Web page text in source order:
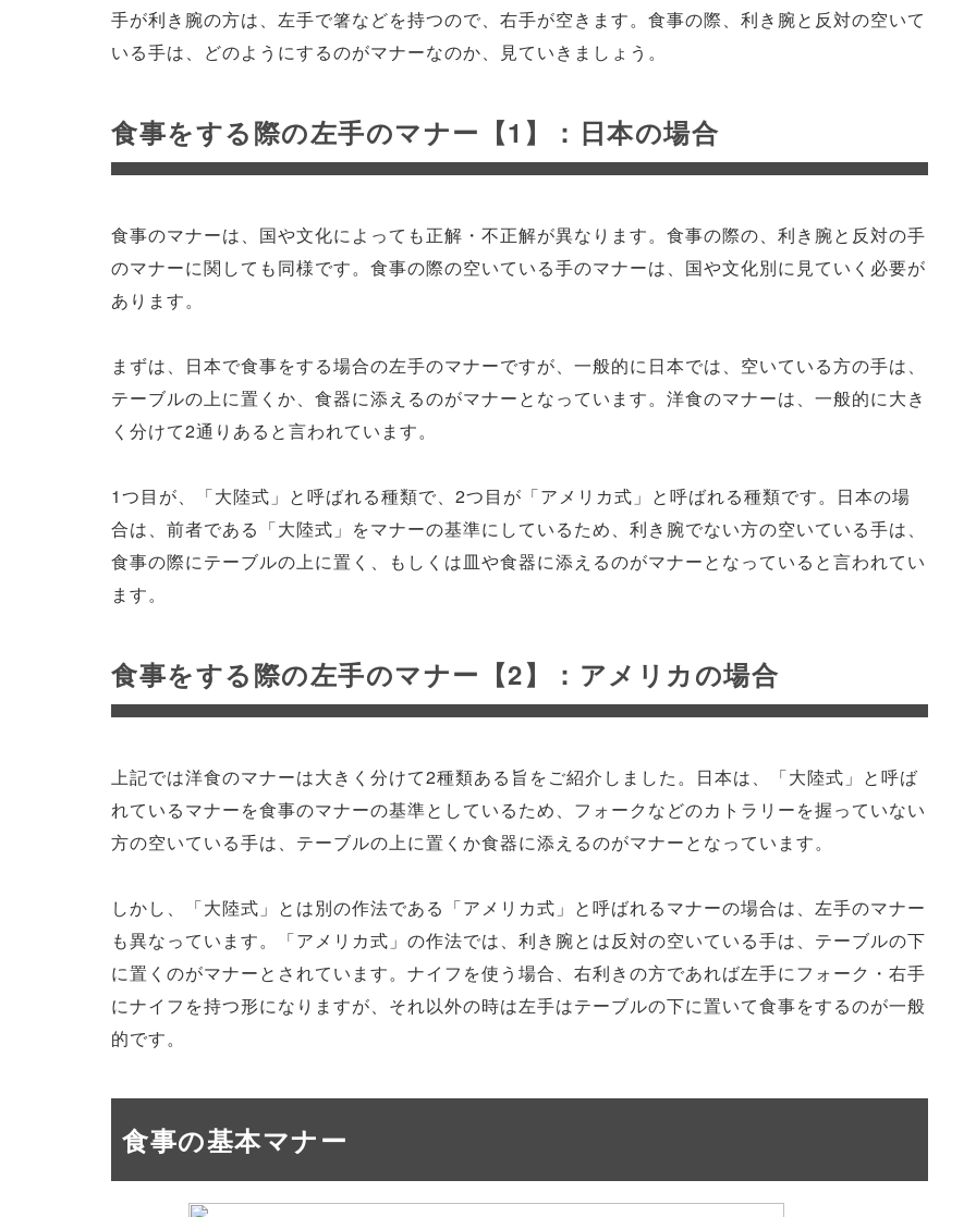
手が利き腕の方は、左手で箸などを持つので、右手が空きます。食事の際、利き腕と反対の空いて
いる手は、どのようにするのがマナーなのか、見ていきましょう。
食事をする際の左手のマナー【1】：日本の場合
食事のマナーは、国や文化によっても正解・不正解が異なります。食事の際の、利き腕と反対の手
のマナーに関しても同様です。食事の際の空いている手のマナーは、国や文化別に見ていく必要が
あります。
まずは、日本で食事をする場合の左手のマナーですが、一般的に日本では、空いている方の手は、
テーブルの上に置くか、食器に添えるのがマナーとなっています。洋食のマナーは、一般的に大き
く分けて2通りあると言われています。
1つ目が、「大陸式」と呼ばれる種類で、2つ目が「アメリカ式」と呼ばれる種類です。日本の場
合は、前者である「大陸式」をマナーの基準にしているため、利き腕でない方の空いている手は、
食事の際にテーブルの上に置く、もしくは皿や食器に添えるのがマナーとなっていると言われてい
ます。
食事をする際の左手のマナー【2】：アメリカの場合
上記では洋食のマナーは大きく分けて2種類ある旨をご紹介しました。日本は、「大陸式」と呼ば
れているマナーを食事のマナーの基準としているため、フォークなどのカトラリーを握っていない
方の空いている手は、テーブルの上に置くか食器に添えるのがマナーとなっています。
しかし、「大陸式」とは別の作法である「アメリカ式」と呼ばれるマナーの場合は、左手のマナー
も異なっています。「アメリカ式」の作法では、利き腕とは反対の空いている手は、テーブルの下
に置くのがマナーとされています。ナイフを使う場合、右利きの方であれば左手にフォーク・右手
にナイフを持つ形になりますが、それ以外の時は左手はテーブルの下に置いて食事をするのが一般
的です。
食事の基本マナー